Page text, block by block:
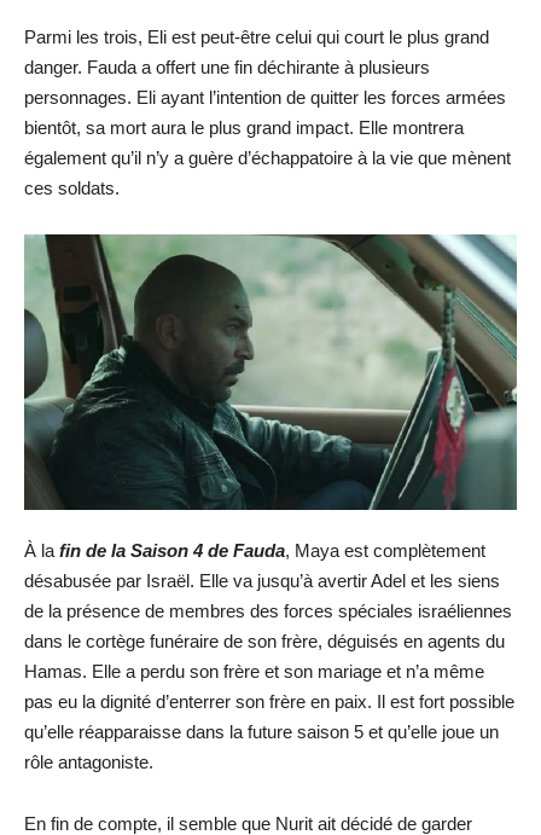
Parmi les trois, Eli est peut-être celui qui court le plus grand
danger. Fauda a offert une fin déchirante à plusieurs
personnages. Eli ayant l’intention de quitter les forces armées
bientôt, sa mort aura le plus grand impact. Elle montrera
également qu’il n’y a guère d’échappatoire à la vie que mènent
ces soldats.
À la fin de la Saison 4 de Fauda, Maya est complètement
désabusée par Israël. Elle va jusqu’à avertir Adel et les siens
de la présence de membres des forces spéciales israéliennes
dans le cortège funéraire de son frère, déguisés en agents du
Hamas. Elle a perdu son frère et son mariage et n’a même
pas eu la dignité d’enterrer son frère en paix. Il est fort possible
qu’elle réapparaisse dans la future saison 5 et qu’elle joue un
rôle antagoniste.
En fin de compte, il semble que Nurit ait décidé de garder